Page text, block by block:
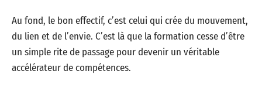
Au fond, le bon effectif, c’est celui qui crée du mouvement,
du lien et de l’envie. C’est là que la formation cesse d’être
un simple rite de passage pour devenir un véritable
accélérateur de compétences.